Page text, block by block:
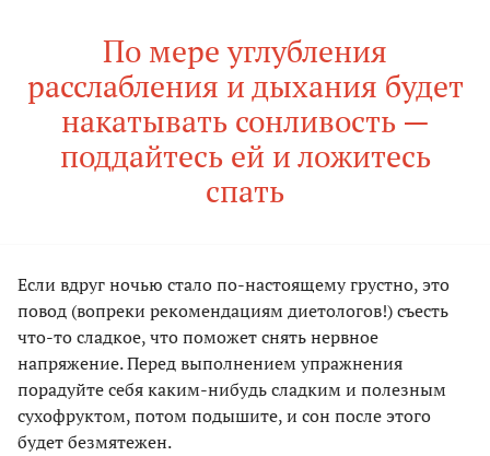
По мере углубления
расслабления и дыхания будет
накатывать сонливость —
поддайтесь ей и ложитесь
спать
Если вдруг ночью стало по-настоящему грустно, это
повод (вопреки рекомендациям диетологов!) съесть
что-то сладкое, что поможет снять нервное
напряжение. Перед выполнением упражнения
порадуйте себя каким-нибудь сладким и полезным
сухофруктом, потом подышите, и сон после этого
будет безмятежен.